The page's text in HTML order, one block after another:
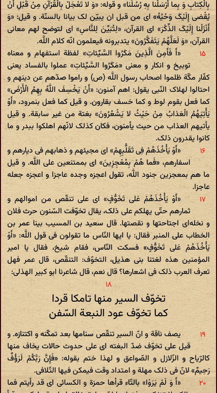
بِالْکِتابِ وَ بِما أَرْسَلْنا بِهِ رُسُلَنا» و قوله: «وَ لا تَعْجَلْ بِالْقُرْآنِ مِنْ قَبْلِ أَنْ
یُقْضی‌ إِلَیْکَ وَحْیُهُ» ای من قبل ان یبیّن لک بیانا بالسنّة. و قیل: «وَ
أَنْزَلْنا إِلَیْکَ الذِّکْرَ» ای القرآن، «لِتُبَیِّنَ لِلنَّاسِ» ای لتوضح لهم معانی
القرآن، «وَ لَعَلَّهُمْ یَتَفَکَّرُونَ» یتدبرونه فیعلمون انّه کلام اللَّه.
«أَ فَأَمِنَ الَّذِینَ مَکَرُوا السَّیِّئاتِ» لفظة استفهام و معناه
توبیخ و انکار و معنی «مَکَرُوا السَّیِّئاتِ» عملوا بالفساد یعنی
کفّار مکّة ظلموا اصحاب رسول اللَّه (ص) و راموا صدّهم عن دینهم و
احتالوا لهلاک النّبی یقول: اهم آمنون: «أَنْ یَخْسِفَ اللَّهُ بِهِمُ الْأَرْضَ»
کما فعل بقوم لوط و کما خسف بقارون. و قیل کما فعل بنمرود، «أَوْ
یَأْتِیَهُمُ الْعَذابُ مِنْ حَیْثُ لا یَشْعُرُونَ» بغتة من غیر سابقة. و قیل
یأتیهم العذاب من حیث یأمنون، فکان کذلک لانّهم اهلکوا ببدر و ما
کانوا یقدرون ذلک.
«أَوْ یَأْخُذَهُمْ فِی تَقَلُّبِهِمْ» ای مجیئهم و ذهابهم فی دیارهم و
اسفارهم، «فَما هُمْ بِمُعْجِزِینَ» ای بممتنعین علی اللَّه. و قیل
ما هم بمعجزین جنود اللَّه، تقول اعجزه وجده عاجزا و اعجزه جعله
عاجزا.
«أَوْ یَأْخُذَهُمْ عَلی‌ تَخَوُّفٍ» ای علی تنقّص من اموالهم و
ثمارهم حتّی یهلکم علی ذلک، یقال تخوّفت السّنون حرث فلان
و نخله‌ای اجتاحتها و نقصتها. قال سعید بن المسیب بینا عمر بن
الخطاب علی المنبر فقال: یا ایها النّاس ما تقولون فی قول اللَّه: «أَوْ
یَأْخُذَهُمْ عَلی‌ تَخَوُّفٍ» فسکت النّاس، فقام شیخ، فقال یا امیر
المؤمنین هذه لغتنا بنی هذیل، التخوّف: التنقّص، قال عمر فهل
تعرف العرب ذلک فی اشعارها؟ قال نعم، قال شاعرنا ابو کبیر الهذلی:
تخوّف السیر منها تامکا قردا
کما تخوّف عود النبعة السّفن‌
یصف ناقة و انّ السیر تنقّص سنامها بعد تمکّنه و اکتنازه. و
قیل علی تخوّف ضدّ البغته ای علی حدوث حالات یخاف منها
کالرّیاح و الزّلازل و الصّواعق و لهذا ختم بقوله: «فَإِنَّ رَبَّکُمْ لَرَؤُفٌ
رَحِیمٌ» لانّ فی ذلک مهلة و امتداد وقت فیمکن فیها التّلافی.
«أَ وَ لَمْ یَرَوْا» بالتّاء قرأها حمزة و الکسائی ای قد رأیتم فما